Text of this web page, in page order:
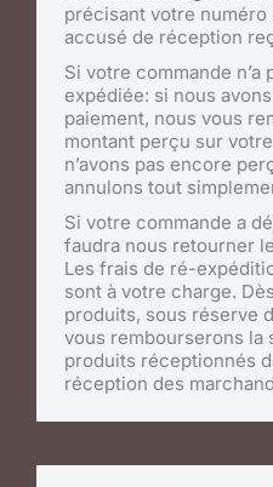
précisant votre
accusé de réception
Si votre commande n’a
expédiée: si nous
paiement, nous vous
montant perçu sur
n’avons pas encore
annulons tout
Si votre commande a
faudra nous retourner
Les frais de ré-
sont à votre charge.
produits, sous réserve
vous rembourserons la
produits réceptionnés
réception des